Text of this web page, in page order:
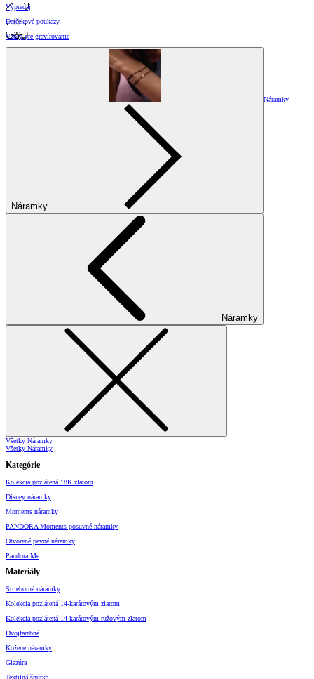
Výpredaj
Darčekové poukazy
Vzory pre gravírovanie
Náramky
Náramky
Náramky
Všetky Náramky
Všetky Náramky
Kategórie
Kolekcia pozlátená 18K zlatom
Disney náramky
Moments náramky
PANDORA Moments posuvné náramky
Otvorené pevné náramky
Pandora Me
Materiály
Strieborné náramky
Kolekcia pozlátená 14-karátovým zlatom
Kolekcia pozlátená 14-karátovým ružovým zlatom
Dvojfarebné
Kožené náramky
Glazúra
Textilná šnúrka